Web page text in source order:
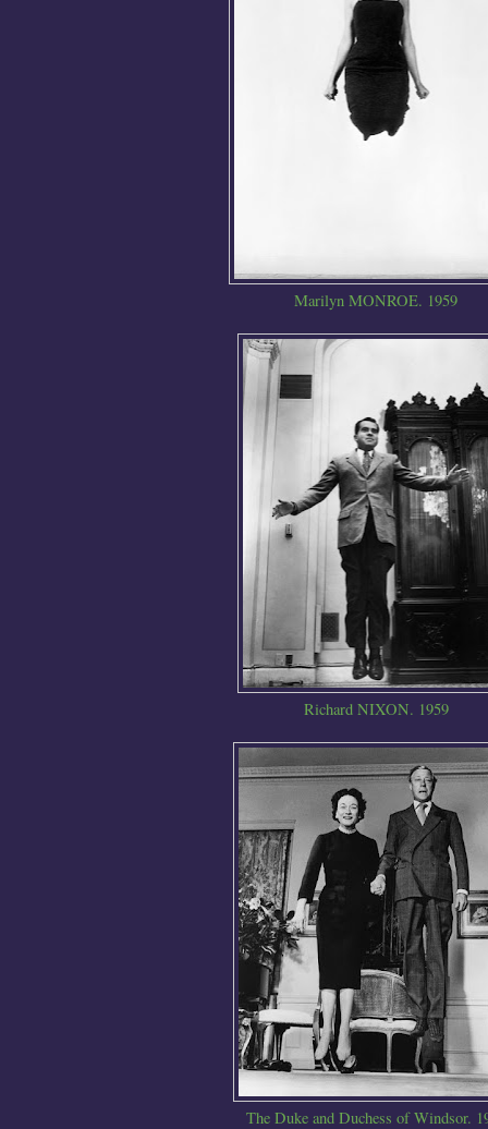
Marilyn MONROE. 1959
Richard NIXON. 1959
The Duke and Duchess of Windsor.